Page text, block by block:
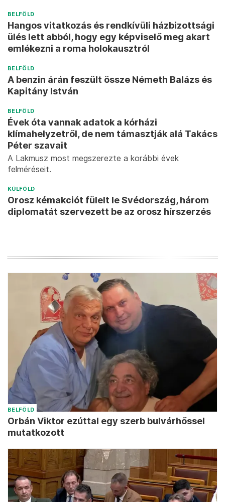
BELFÖLD
Hangos vitatkozás és rendkívüli házbizottsági
ülés lett abból, hogy egy képviselő meg akart
emlékezni a roma holokausztról
BELFÖLD
A benzin árán feszült össze Németh Balázs és
Kapitány István
BELFÖLD
Évek óta vannak adatok a kórházi
klímahelyzetről, de nem támasztják alá Takács
Péter szavait
A Lakmusz most megszerezte a korábbi évek
felméréseit.
KÜLFÖLD
Orosz kémakciót fülelt le Svédország, három
diplomatát szervezett be az orosz hírszerzés
BELFÖLD
Orbán Viktor ezúttal egy szerb bulvárhőssel
mutatkozott